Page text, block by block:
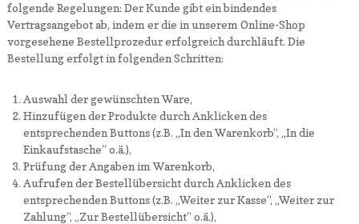
folgende Regelungen: Der Kunde gibt ein bindendes
Vertragsangebot ab, indem er die in unserem Online-Shop
vorgesehene Bestellprozedur erfolgreich durchläuft. Die
Bestellung erfolgt in folgenden Schritten:
Auswahl der gewünschten Ware,
Hinzufügen der Produkte durch Anklicken des
entsprechenden Buttons (z.B. „In den Warenkorb“, „In die
Einkaufstasche“ o.ä.),
Prüfung der Angaben im Warenkorb,
Aufrufen der Bestellübersicht durch Anklicken des
entsprechenden Buttons (z.B. „Weiter zur Kasse“, „Weiter zur
Zahlung“, „Zur Bestellübersicht“ o.ä.),